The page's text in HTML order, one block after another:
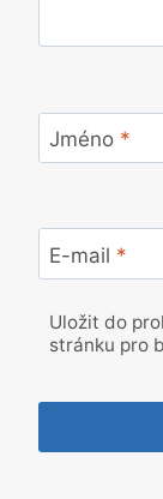
Jméno *
E-mail *
Uložit do
stránku pro